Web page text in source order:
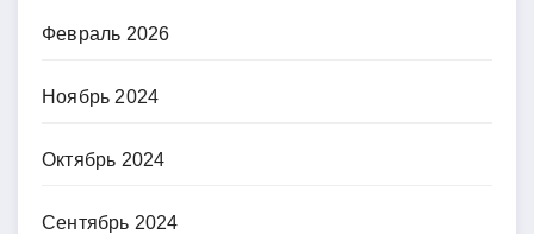
Февраль 2026
Ноябрь 2024
Октябрь 2024
Сентябрь 2024